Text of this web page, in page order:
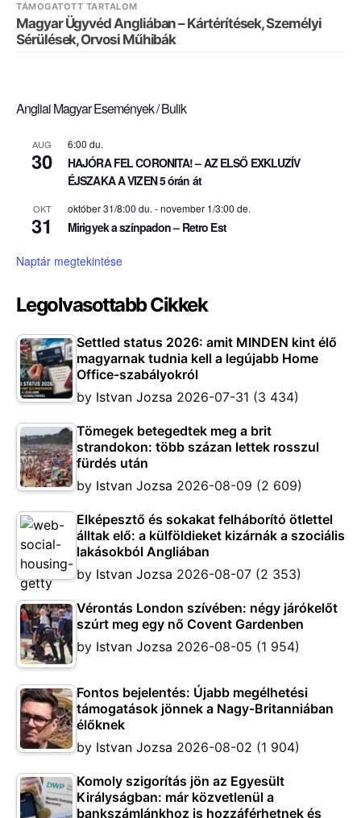
TÁMOGATOTT TARTALOM
Magyar Ügyvéd Angliában – Kártérítések, Személyi
Sérülések, Orvosi Műhibák
Angliai Magyar Események / Bulik
AUG
30
6:00 du.
HAJÓRA FEL CORONITA! – AZ ELSŐ EXKLUZÍV
ÉJSZAKA A VIZEN 5 órán át
OKT
31
október 31/8:00 du. -november 1/3:00 de.
Mirigyek a színpadon – Retro Est
Naptár megtekintése
Legolvasottabb Cikkek
Settled status 2026: amit MINDEN kint élő
magyarnak tudnia kell a legújabb Home
Office-szabályokról
by Istvan Jozsa 2026-07-31 (3 434)
Tömegek betegedtek meg a brit
strandokon: több százan lettek rosszul
fürdés után
by Istvan Jozsa 2026-08-09 (2 609)
Elképesztő és sokakat felháborító ötlettel
álltak elő: a külföldieket kizárnák a szociális
lakásokból Angliában
by Istvan Jozsa 2026-08-07 (2 353)
Vérontás London szívében: négy járókelőt
szúrt meg egy nő Covent Gardenben
by Istvan Jozsa 2026-08-05 (1 954)
Fontos bejelentés: Újabb megélhetési
támogatások jönnek a Nagy-Britanniában
élőknek
by Istvan Jozsa 2026-08-02 (1 904)
Komoly szigorítás jön az Egyesült
Királyságban: már közvetlenül a
bankszámlánkhoz is hozzáférhetnek és